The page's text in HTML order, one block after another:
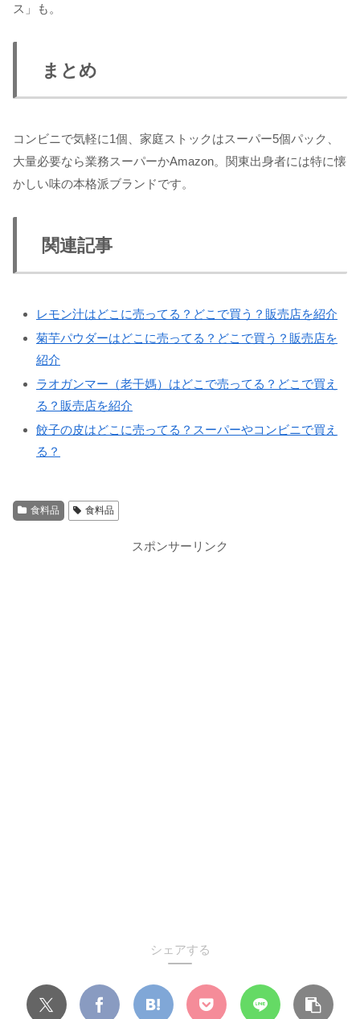
ス」も。
まとめ
コンビニで気軽に1個、家庭ストックはスーパー5個パック、
大量必要なら業務スーパーかAmazon。関東出身者には特に懐
かしい味の本格派ブランドです。
関連記事
レモン汁はどこに売ってる？どこで買う？販売店を紹介
菊芋パウダーはどこに売ってる？どこで買う？販売店を
紹介
ラオガンマー（老干媽）はどこで売ってる？どこで買え
る？販売店を紹介
餃子の皮はどこに売ってる？スーパーやコンビニで買え
る？
食料品 食料品
スポンサーリンク
シェアする